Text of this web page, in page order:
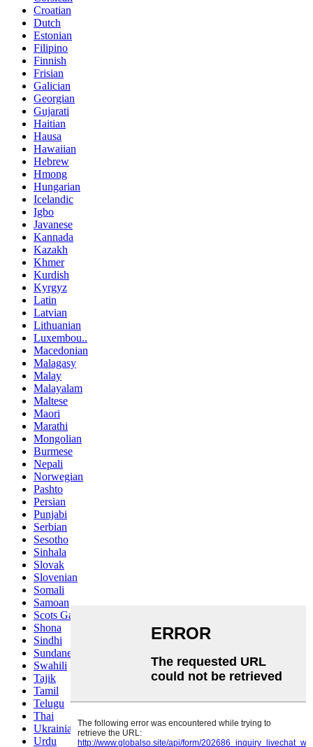
Croatian
Dutch
Estonian
Filipino
Finnish
Frisian
Galician
Georgian
Gujarati
Haitian
Hausa
Hawaiian
Hebrew
Hmong
Hungarian
Icelandic
Igbo
Javanese
Kannada
Kazakh
Khmer
Kurdish
Kyrgyz
Latin
Latvian
Lithuanian
Luxembou..
Macedonian
Malagasy
Malay
Malayalam
Maltese
Maori
Marathi
Mongolian
Burmese
Nepali
Norwegian
Pashto
Persian
Punjabi
Serbian
Sesotho
Sinhala
Slovak
Slovenian
Somali
Samoan
Scots Gaelic
Shona
Sindhi
Sundanese
Swahili
Tajik
Tamil
Telugu
Thai
Ukrainian
Urdu